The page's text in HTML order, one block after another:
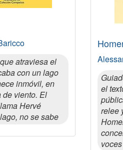
atraviesa el
con un lago
inmóvil, en
de viento. El
Hervé
no se sabe
el
relee
voces